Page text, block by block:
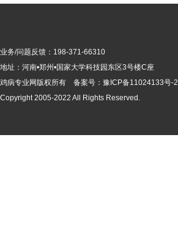
业务/问题反馈：198-371-66310
地址：河南•郑州•国家大学科技园东区3号楼C座
鸡病专业网版权所有 备案号： 豫ICP备11024133号-2
Copyright 2005-2022 All Rights Reserved.